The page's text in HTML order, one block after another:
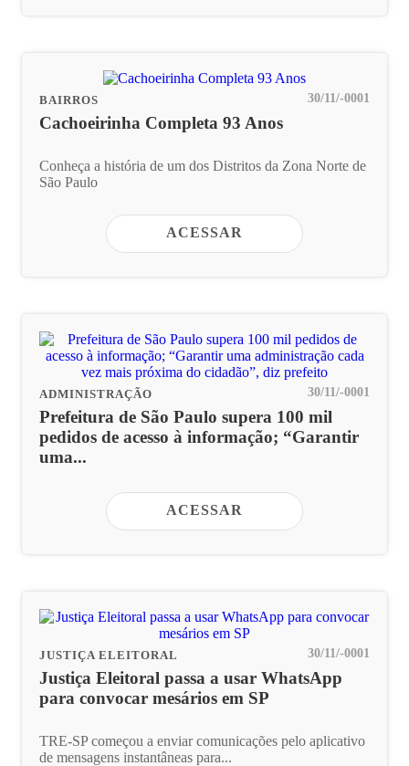
BAIRROS 30/11/-0001
Cachoeirinha Completa 93 Anos
Conheça a história de um dos Distritos da Zona Norte de
São Paulo
ACESSAR
ADMINISTRAÇÃO 30/11/-0001
Prefeitura de São Paulo supera 100 mil
pedidos de acesso à informação; “Garantir
uma...
ACESSAR
JUSTIÇA ELEITORAL 30/11/-0001
Justiça Eleitoral passa a usar WhatsApp
para convocar mesários em SP
TRE-SP começou a enviar comunicações pelo aplicativo
de mensagens instantâneas para...